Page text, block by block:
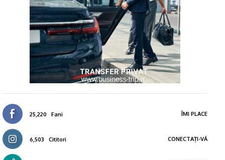
25,220 Fani ÎMI PLACE
6,503 Cititori CONECTAȚI-VĂ